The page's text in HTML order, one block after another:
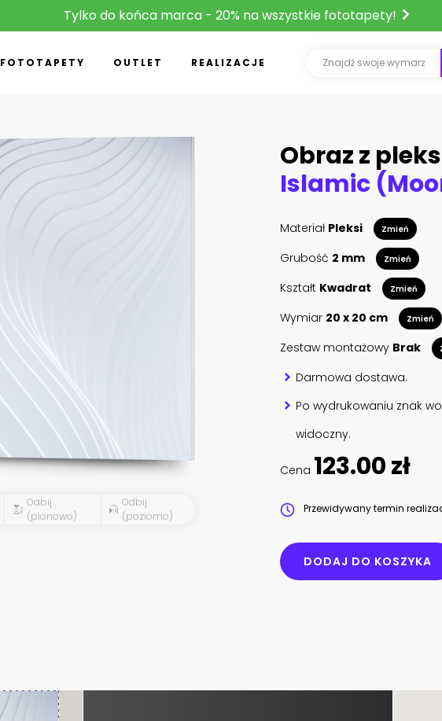
Tylko do końca marca - 20% na wszystkie fototapety!
FOTOTAPETY OUTLET REALIZACJE
Odbij
(pionowo)
Odbij
(poziomo)
Obraz z
Materiał Pleksi Zmień
Grubość 2 mm Zmień
Kształt Kwadrat Zmień
Wymiar 20 x 20 cm Zmień
Zestaw montażowy Brak
Darmowa dostawa.
Po wydrukowaniu znak
widoczny.
Cena 123.00 zł
Przewidywany termin
DODAJ DO KOSZYKA